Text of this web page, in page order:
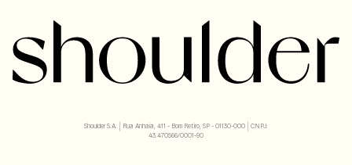
Shoulder S.A. | Rua Anhaia, 411 - Bom Retiro, SP - 01130-000 | CNPJ:
43.470566/0001-90